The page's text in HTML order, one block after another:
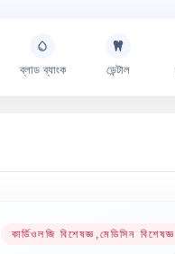
ব্লাড ব্যাংক ডেন্টাল
কার্ডিওলজি বিশেষজ্ঞ,মেডিসিন বিশেষজ্ঞ